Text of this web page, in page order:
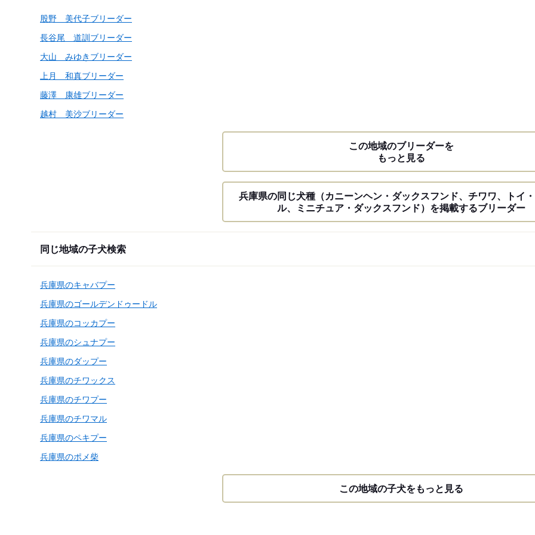
股野 美代子ブリーダー
長谷尾 道訓ブリーダー
大山 みゆきブリーダー
上月 和真ブリーダー
藤澤 康雄ブリーダー
越村 美沙ブリーダー
この地域のブリーダーを
もっと見る
兵庫県の同じ犬種（カニーンヘン・ダックスフンド、チワワ、トイ
ル、ミニチュア・ダックスフンド）を掲載するブリーダー
同じ地域の子犬検索
兵庫県のキャバプー
兵庫県のゴールデンドゥードル
兵庫県のコッカプー
兵庫県のシュナプー
兵庫県のダップー
兵庫県のチワックス
兵庫県のチワプー
兵庫県のチワマル
兵庫県のペキプー
兵庫県のポメ柴
この地域の子犬をもっと見る